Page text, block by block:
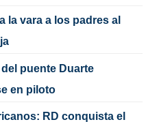
la vara a los padres al
puente Duarte
en piloto
RD conquista el